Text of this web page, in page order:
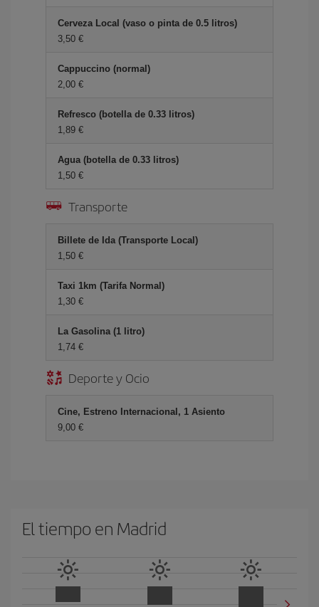
Cerveza Local (vaso o pinta de 0.5 litros)
3,50 €
Cappuccino (normal)
2,00 €
Refresco (botella de 0.33 litros)
1,89 €
Agua (botella de 0.33 litros)
1,50 €
Transporte
Billete de Ida (Transporte Local)
1,50 €
Taxi 1km (Tarifa Normal)
1,30 €
La Gasolina (1 litro)
1,74 €
Deporte y Ocio
Cine, Estreno Internacional, 1 Asiento
9,00 €
El tiempo en Madrid